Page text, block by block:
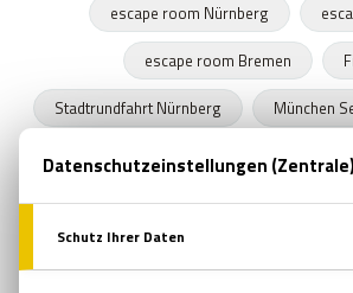
escape room Nürnberg
escape room Bremen
Stadtrundfahrt Nürnberg
München
Stadtrundfahrt München
Frühling
Programme in Nürnberg